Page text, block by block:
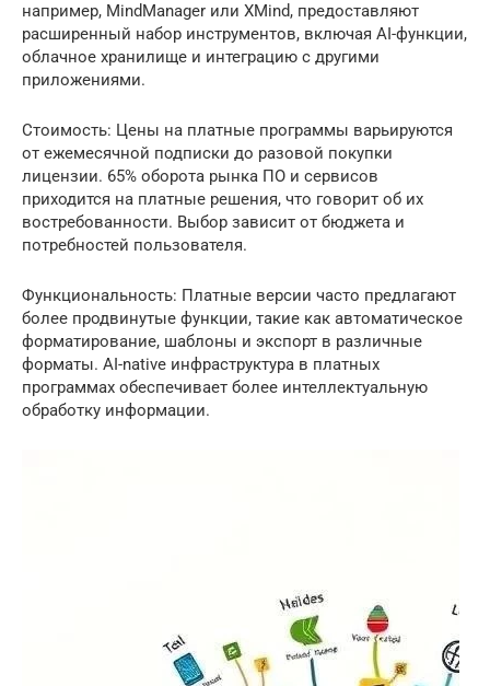
например, MindManager или XMind, предоставляют
расширенный набор инструментов, включая AI-функции,
облачное хранилище и интеграцию с другими
приложениями.
Стоимость: Цены на платные программы варьируются
от ежемесячной подписки до разовой покупки
лицензии. 65% оборота рынка ПО и сервисов
приходится на платные решения, что говорит об их
востребованности. Выбор зависит от бюджета и
потребностей пользователя.
Функциональность: Платные версии часто предлагают
более продвинутые функции, такие как автоматическое
форматирование, шаблоны и экспорт в различные
форматы. AI-native инфраструктура в платных
программах обеспечивает более интеллектуальную
обработку информации.